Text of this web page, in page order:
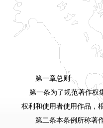
总理温
第一章总则
第一条为了规范著作权
权利和使用者使用作品，
第二条本条例所称著作